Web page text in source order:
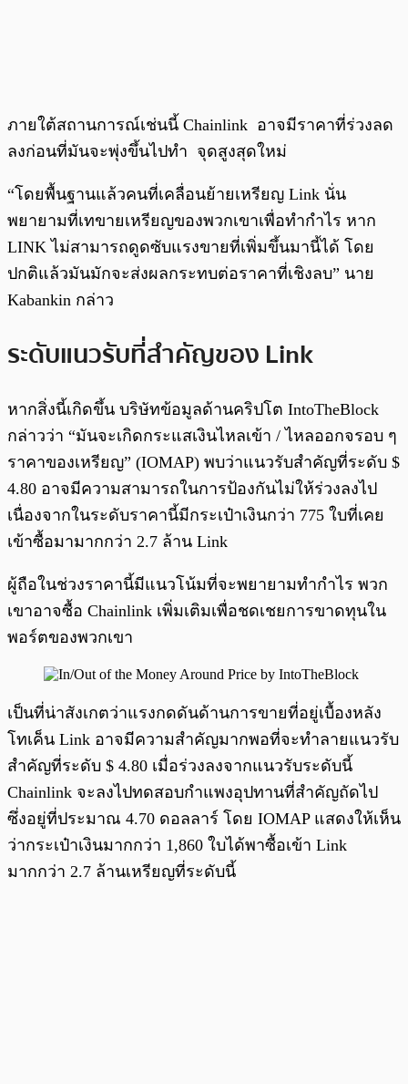
ภายใต้สถานการณ์เช่นนี้ Chainlink อาจมีราคาที่ร่วงลด
ลงก่อนที่มันจะพุ่งขึ้นไปทำ จุดสูงสุดใหม่
“โดยพื้นฐานแล้วคนที่เคลื่อนย้ายเหรียญ Link นั่น
พยายามที่เทขายเหรียญของพวกเขาเพื่อทำกำไร หาก
LINK ไม่สามารถดูดซับแรงขายที่เพิ่มขึ้นมานี้ได้ โดย
ปกติแล้วมันมักจะส่งผลกระทบต่อราคาที่เชิงลบ” นาย
Kabankin กล่าว
ระดับแนวรับที่สำคัญของ Link
หากสิ่งนี้เกิดขึ้น บริษัทข้อมูลด้านคริปโต IntoTheBlock
กล่าวว่า “มันจะเกิดกระแสเงินไหลเข้า / ไหลออกจรอบ ๆ
ราคาของเหรียญ” (IOMAP) พบว่าแนวรับสำคัญที่ระดับ $
4.80 อาจมีความสามารถในการป้องกันไม่ให้ร่วงลงไป
เนื่องจากในระดับราคานี้มีกระเป๋าเงินกว่า 775 ใบที่เคย
เข้าซื้อมามากกว่า 2.7 ล้าน Link
ผู้ถือในช่วงราคานี้มีแนวโน้มที่จะพยายามทำกำไร พวก
เขาอาจซื้อ Chainlink เพิ่มเติมเพื่อชดเชยการขาดทุนใน
พอร์ตของพวกเขา
เป็นที่น่าสังเกตว่าแรงกดดันด้านการขายที่อยู่เบื้องหลัง
โทเค็น Link อาจมีความสำคัญมากพอที่จะทำลายแนวรับ
สำคัญที่ระดับ $ 4.80 เมื่อร่วงลงจากแนวรับระดับนี้
Chainlink จะลงไปทดสอบกำแพงอุปทานที่สำคัญถัดไป
ซึ่งอยู่ที่ประมาณ 4.70 ดอลลาร์ โดย IOMAP แสดงให้เห็น
ว่ากระเป๋าเงินมากกว่า 1,860 ใบได้พาซื้อเข้า Link
มากกว่า 2.7 ล้านเหรียญที่ระดับนี้